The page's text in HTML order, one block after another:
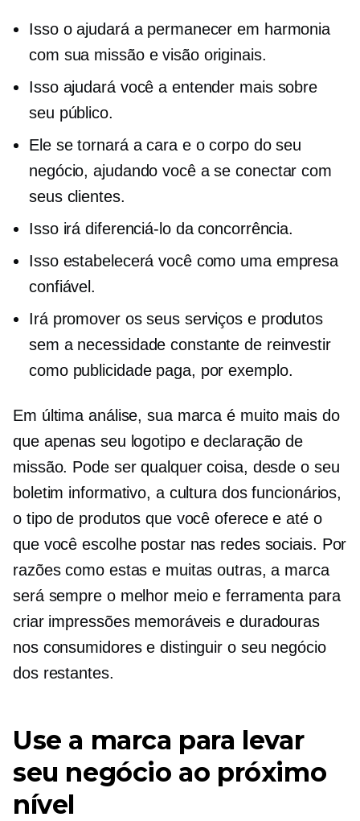
Isso o ajudará a permanecer em harmonia
com sua missão e visão originais.
Isso ajudará você a entender mais sobre
seu público.
Ele se tornará a cara e o corpo do seu
negócio, ajudando você a se conectar com
seus clientes.
Isso irá diferenciá-lo da concorrência.
Isso estabelecerá você como uma empresa
confiável.
Irá promover os seus serviços e produtos
sem a necessidade constante de reinvestir
como publicidade paga, por exemplo.
Em última análise, sua marca é muito mais do
que apenas seu logotipo e declaração de
missão. Pode ser qualquer coisa, desde o seu
boletim informativo, a cultura dos funcionários,
o tipo de produtos que você oferece e até o
que você escolhe postar nas redes sociais. Por
razões como estas e muitas outras, a marca
será sempre o melhor meio e ferramenta para
criar impressões memoráveis ​​e duradouras
nos consumidores e distinguir o seu negócio
dos restantes.
Use a marca para levar
seu negócio ao próximo
nível